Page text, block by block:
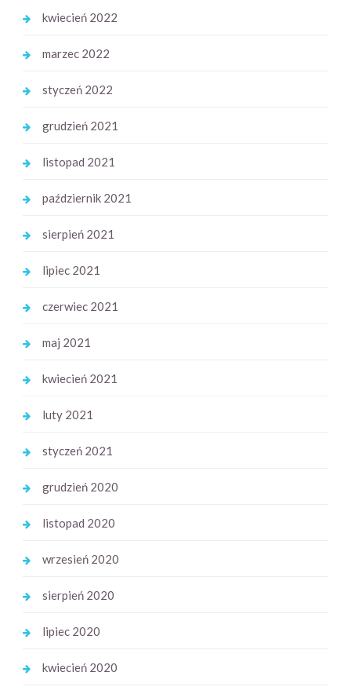
kwiecień 2022
marzec 2022
styczeń 2022
grudzień 2021
listopad 2021
październik 2021
sierpień 2021
lipiec 2021
czerwiec 2021
maj 2021
kwiecień 2021
luty 2021
styczeń 2021
grudzień 2020
listopad 2020
wrzesień 2020
sierpień 2020
lipiec 2020
kwiecień 2020